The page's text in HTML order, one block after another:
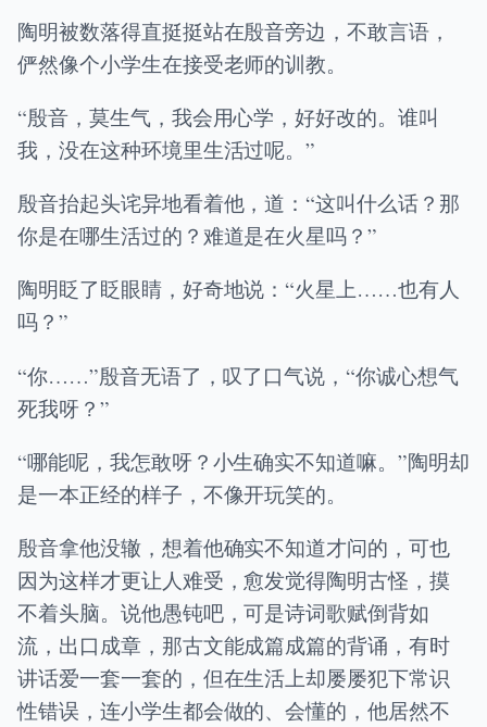
陶明被数落得直挺挺站在殷音旁边，不敢言语，
俨然像个小学生在接受老师的训教。
“殷音，莫生气，我会用心学，好好改的。谁叫
我，没在这种环境里生活过呢。”
殷音抬起头诧异地看着他，道：“这叫什么话？那
你是在哪生活过的？难道是在火星吗？”
陶明眨了眨眼睛，好奇地说：“火星上……也有人
吗？”
“你……”殷音无语了，叹了口气说，“你诚心想气
死我呀？”
“哪能呢，我怎敢呀？小生确实不知道嘛。”陶明却
是一本正经的样子，不像开玩笑的。
殷音拿他没辙，想着他确实不知道才问的，可也
因为这样才更让人难受，愈发觉得陶明古怪，摸
不着头脑。说他愚钝吧，可是诗词歌赋倒背如
流，出口成章，那古文能成篇成篇的背诵，有时
讲话爱一套一套的，但在生活上却屡屡犯下常识
性错误，连小学生都会做的、会懂的，他居然不